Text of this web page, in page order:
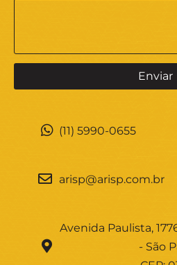
(11) 5990-0655
arisp@arisp.com.br
Avenida Paulista,
- São